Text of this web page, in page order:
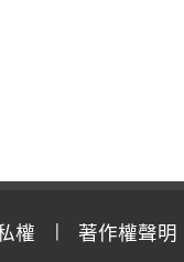
權 著作權聲明